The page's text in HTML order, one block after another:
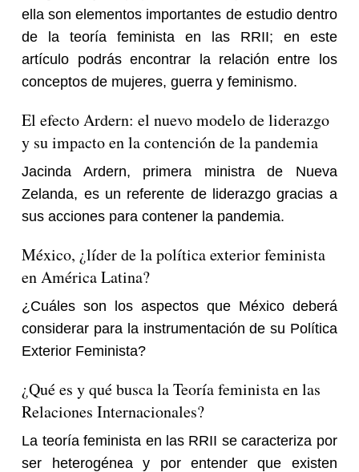
ella son elementos importantes de estudio dentro
de la teoría feminista en las RRII; en este
artículo podrás encontrar la relación entre los
conceptos de mujeres, guerra y feminismo.
El efecto Ardern: el nuevo modelo de liderazgo
y su impacto en la contención de la pandemia
Jacinda Ardern, primera ministra de Nueva
Zelanda, es un referente de liderazgo gracias a
sus acciones para contener la pandemia.
México, ¿líder de la política exterior feminista
en América Latina?
¿Cuáles son los aspectos que México deberá
considerar para la instrumentación de su Política
Exterior Feminista?
¿Qué es y qué busca la Teoría feminista en las
Relaciones Internacionales?
La teoría feminista en las RRII se caracteriza por
ser heterogénea y por entender que existen